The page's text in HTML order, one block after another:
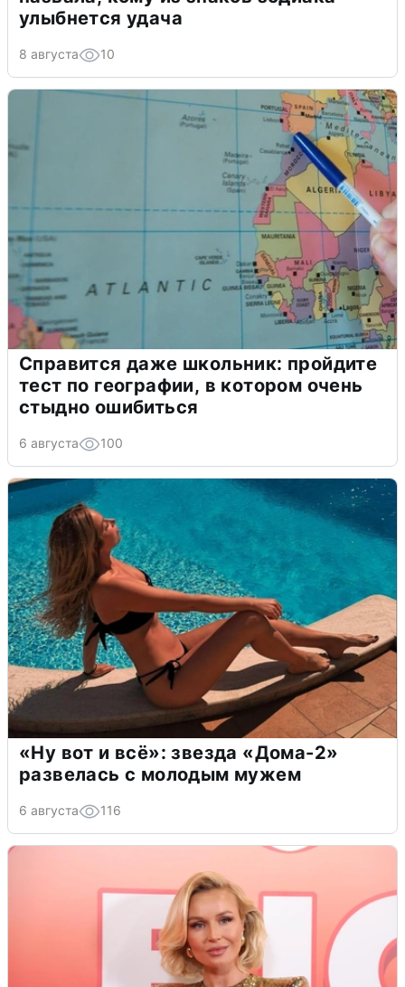
улыбнется удача
8 августа 10
Справится даже школьник: пройдите
тест по географии, в котором очень
стыдно ошибиться
6 августа 100
«Ну вот и всё»: звезда «Дома-2»
развелась с молодым мужем
6 августа 116